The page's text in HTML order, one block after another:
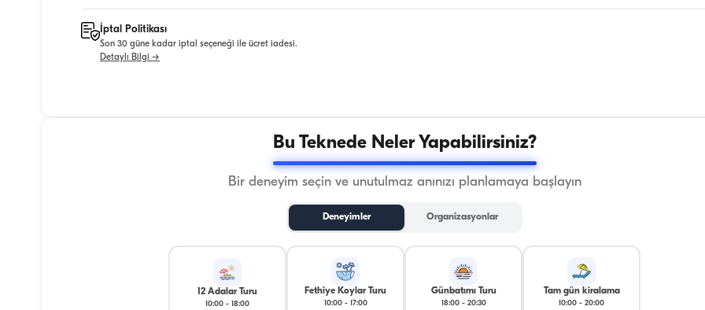
İptal Politikası
Son 30 güne kadar iptal seçeneği ile ücret iadesi.
Detaylı Bilgi →
Bu Teknede Neler Yapabilirsiniz?
Bir deneyim seçin ve unutulmaz anınızı planlamaya başlayın
Deneyimler Organizasyonlar
12 Adalar Turu
10:00 - 18:00
Fethiye Koylar Turu
10:00- 17:00
Günbatımı Turu
18:00- 20:30
Tam gün kiralama
10:00 - 20:00